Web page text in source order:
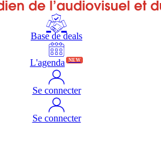
Base de deals
L'agenda NEW
Se connecter
Se connecter